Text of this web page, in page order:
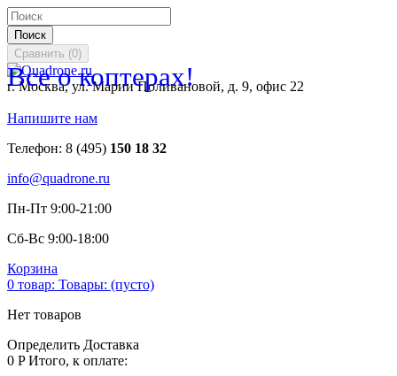
Поиск
Сравнить (0)
Все о коптерах!
г. Москва, ул. Марии Поливановой, д. 9, офис 22
Напишите нам
Телефон: 8 (495) 150 18 32
info@quadrone.ru
Пн-Пт 9:00-21:00
Сб-Вс 9:00-18:00
Корзина
0 товар: Товары: (пусто)
Нет товаров
Определить Доставка
0 P Итого, к оплате: